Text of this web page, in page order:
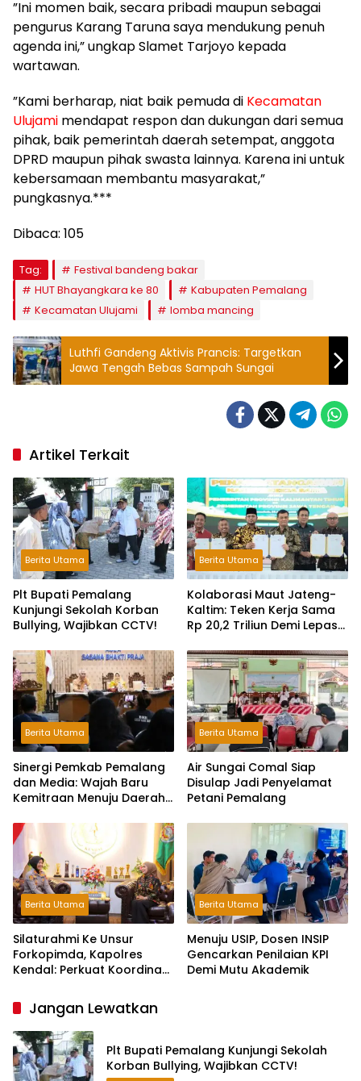
”Ini momen baik, secara pribadi maupun sebagai
pengurus Karang Taruna saya mendukung penuh
agenda ini,” ungkap Slamet Tarjoyo kepada
wartawan.
”Kami berharap, niat baik pemuda di Kecamatan
Ulujami mendapat respon dan dukungan dari semua
pihak, baik pemerintah daerah setempat, anggota
DPRD maupun pihak swasta lainnya. Karena ini untuk
kebersamaan membantu masyarakat,”
pungkasnya.***
Dibaca: 105
Tag:
Festival bandeng bakar
HUT Bhayangkara ke 80
Kabupaten Pemalang
Kecamatan Ulujami
lomba mancing
Luthfi Gandeng Aktivis Prancis: Targetkan
Jawa Tengah Bebas Sampah Sungai
Artikel Terkait
Berita Utama
Plt Bupati Pemalang
Kunjungi Sekolah Korban
Bullying, Wajibkan CCTV!
Berita Utama
Kolaborasi Maut Jateng-
Kaltim: Teken Kerja Sama
Rp 20,2 Triliun Demi Lepas
Berita Utama
Sinergi Pemkab Pemalang
dan Media: Wajah Baru
Kemitraan Menuju Daerah
Berita Utama
Air Sungai Comal Siap
Disulap Jadi Penyelamat
Petani Pemalang
Berita Utama
Silaturahmi Ke Unsur
Forkopimda, Kapolres
Kendal: Perkuat Koordinasi
Berita Utama
Menuju USIP, Dosen INSIP
Gencarkan Penilaian KPI
Demi Mutu Akademik
Jangan Lewatkan
Plt Bupati Pemalang Kunjungi Sekolah
Korban Bullying, Wajibkan CCTV!